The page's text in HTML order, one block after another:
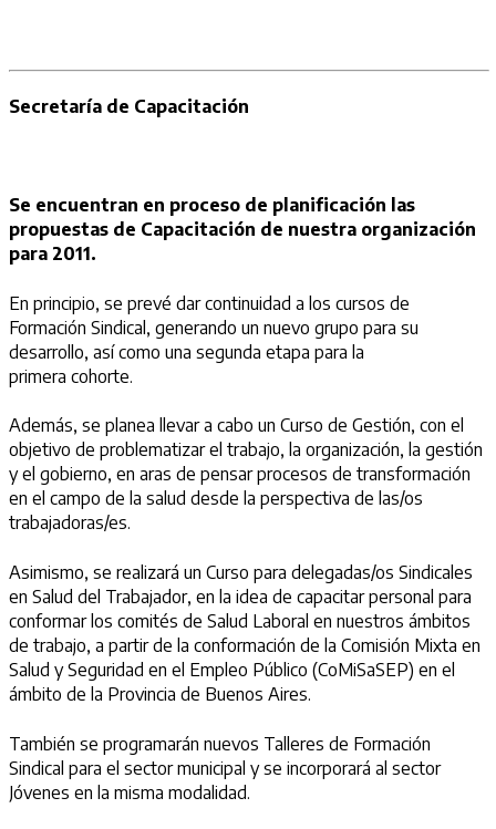
Secretaría de Capacitación
Se encuentran en proceso de planificación las
propuestas de Capacitación de nuestra organización
para 2011.
En principio, se prevé dar continuidad a los cursos de
Formación Sindical, generando un nuevo grupo para su
desarrollo, así como una segunda etapa para la
primera cohorte.
Además, se planea llevar a cabo un Curso de Gestión, con el
objetivo de problematizar el trabajo, la organización, la gestión
y el gobierno, en aras de pensar procesos de transformación
en el campo de la salud desde la perspectiva de las/os
trabajadoras/es.
Asimismo, se realizará un Curso para delegadas/os Sindicales
en Salud del Trabajador, en la idea de capacitar personal para
conformar los comités de Salud Laboral en nuestros ámbitos
de trabajo, a partir de la conformación de la Comisión Mixta en
Salud y Seguridad en el Empleo Público (CoMiSaSEP) en el
ámbito de la Provincia de Buenos Aires.
También se programarán nuevos Talleres de Formación
Sindical para el sector municipal y se incorporará al sector
Jóvenes en la misma modalidad.